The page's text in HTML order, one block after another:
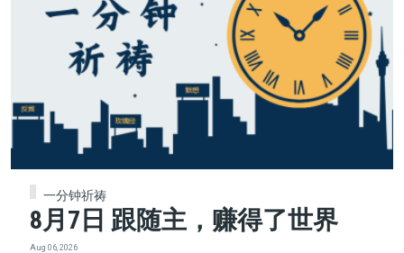
一分钟祈祷
8月7日 跟随主，赚得了世界
Aug 06, 2026